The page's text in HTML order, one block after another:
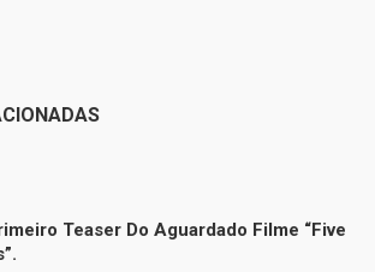
Teaser Do Aguardado Filme “Five